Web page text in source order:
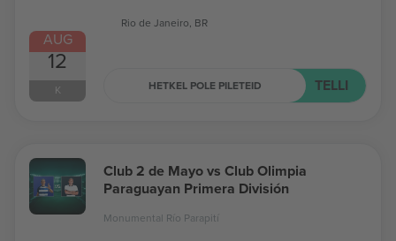
AUG
12
K
Rio de Janeiro, BR
HETKEL POLE PILETEID TELLI
Club 2 de Mayo vs Club Olimpia
Paraguayan Primera División
Monumental Río Parapití